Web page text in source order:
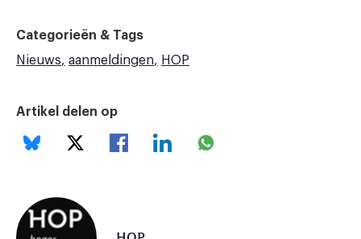
Categorieën & Tags
Nieuws
aanmeldingen HOP
Artikel delen op